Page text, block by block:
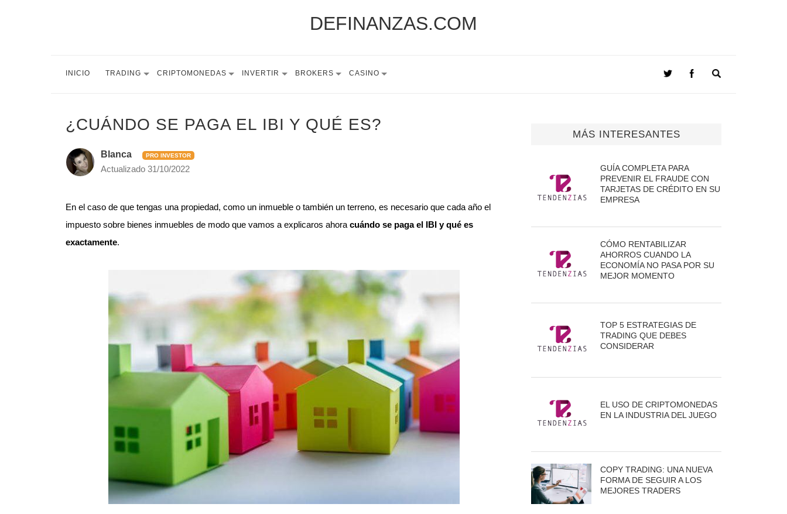
DEFINANZAS.COM
INICIO TRADING CRIPTOMONEDAS INVERTIR BROKERS CASINO
¿CUÁNDO SE PAGA EL IBI Y QUÉ ES?
Blanca PRO INVESTOR
Actualizado 31/10/2022
En el caso de que tengas una propiedad, como un inmueble o también un terreno, es necesario que cada año el
impuesto sobre bienes inmuebles de modo que vamos a explicaros ahora cuándo se paga el IBI y qué es
exactamente.
MÁS INTERESANTES
GUÍA COMPLETA PARA
PREVENIR EL FRAUDE CON
TARJETAS DE CRÉDITO EN SU
EMPRESA
CÓMO RENTABILIZAR
AHORROS CUANDO LA
ECONOMÍA NO PASA POR SU
MEJOR MOMENTO
TOP 5 ESTRATEGIAS DE
TRADING QUE DEBES
CONSIDERAR
EL USO DE CRIPTOMONEDAS
EN LA INDUSTRIA DEL JUEGO
COPY TRADING: UNA NUEVA
FORMA DE SEGUIR A LOS
MEJORES TRADERS